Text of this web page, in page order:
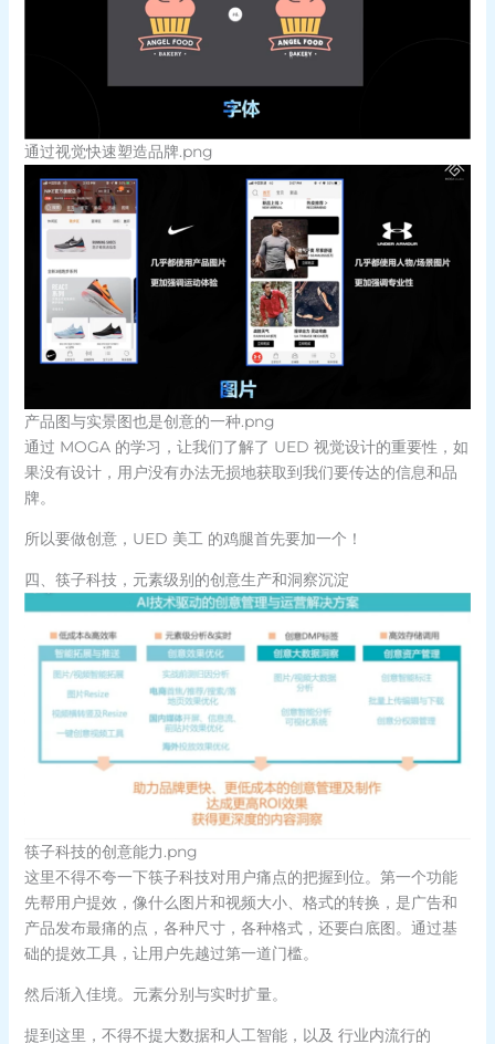
通过视觉快速塑造品牌.png
产品图与实景图也是创意的一种.png
通过 MOGA 的学习，让我们了解了 UED 视觉设计的重要性，如
果没有设计，用户没有办法无损地获取到我们要传达的信息和品
牌。
所以要做创意，UED 美工 的鸡腿首先要加一个！
四、筷子科技，元素级别的创意生产和洞察沉淀
筷子科技的创意能力.png
这里不得不夸一下筷子科技对用户痛点的把握到位。第一个功能
先帮用户提效，像什么图片和视频大小、格式的转换，是广告和
产品发布最痛的点，各种尺寸，各种格式，还要白底图。通过基
础的提效工具，让用户先越过第一道门槛。
然后渐入佳境。元素分别与实时扩量。
提到这里，不得不提大数据和人工智能，以及 行业内流行的